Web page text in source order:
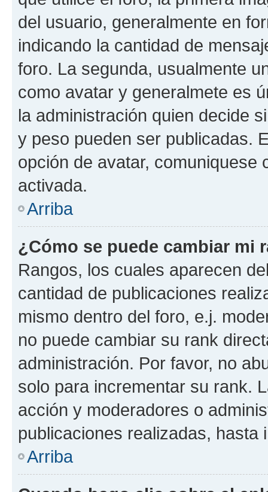
del usuario, generalmente en
indicando la cantidad de
foro. La segunda, usualmente
como avatar y generalmete es
la administración quien decide
y peso pueden ser publicadas.
opción de avatar, comuniquese
activada.
Arriba
¿Cómo se puede cambiar mi
Rangos, los cuales aparecen
cantidad de publicaciones
mismo dentro del foro, e.j.
no puede cambiar su rank
administración. Por favor, no
solo para incrementar su rank.
acción y moderadores o
publicaciones realizadas, hasta
Arriba